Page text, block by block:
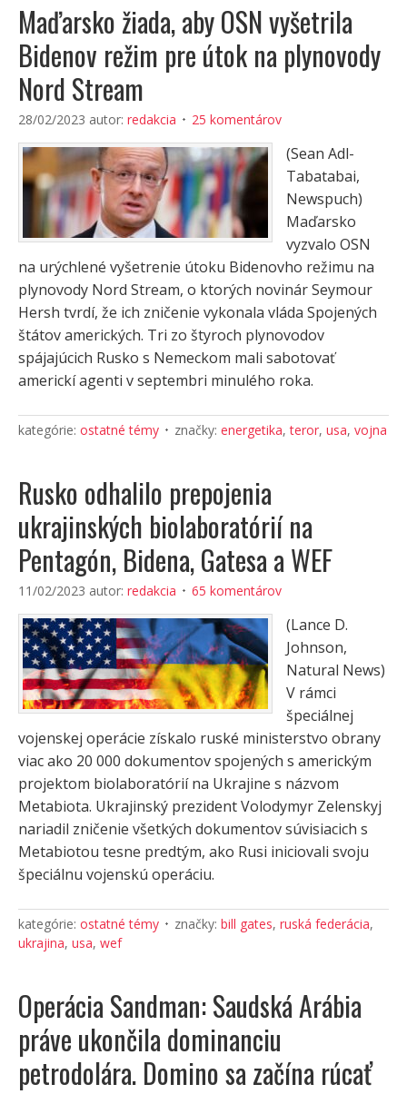
Maďarsko žiada, aby OSN vyšetrila
Bidenov režim pre útok na plynovody
Nord Stream
28/02/2023 autor: redakcia 25 komentárov
(Sean Adl-
Tabatabai,
Newspuch)
Maďarsko
vyzvalo OSN
na urýchlené vyšetrenie útoku Bidenovho režimu na
plynovody Nord Stream, o ktorých novinár Seymour
Hersh tvrdí, že ich zničenie vykonala vláda Spojených
štátov amerických. Tri zo štyroch plynovodov
spájajúcich Rusko s Nemeckom mali sabotovať
americkí agenti v septembri minulého roka.
kategórie: ostatné témy značky: energetika,teror, usa, vojna
Rusko odhalilo prepojenia
ukrajinských biolaboratórií na
Pentagón, Bidena, Gatesa a WEF
11/02/2023 autor: redakcia 65 komentárov
(Lance D.
Johnson,
Natural News)
V rámci
špeciálnej
vojenskej operácie získalo ruské ministerstvo obrany
viac ako 20 000 dokumentov spojených s americkým
projektom biolaboratórií na Ukrajine s názvom
Metabiota. Ukrajinský prezident Volodymyr Zelenskyj
nariadil zničenie všetkých dokumentov súvisiacich s
Metabiotou tesne predtým, ako Rusi iniciovali svoju
špeciálnu vojenskú operáciu.
kategórie: ostatné témy značky: bill gates, ruská federácia,
ukrajina, usa, wef
Operácia Sandman: Saudská Arábia
práve ukončila dominanciu
petrodolára. Domino sa začína rúcať